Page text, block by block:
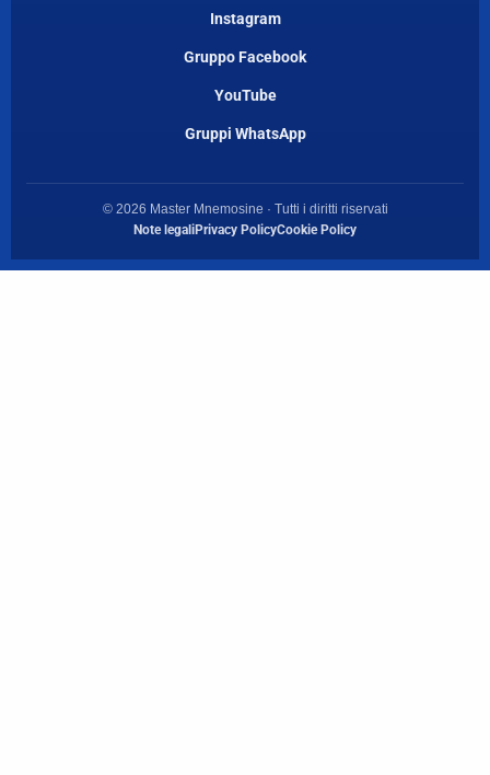
Instagram
Gruppo Facebook
YouTube
Gruppi WhatsApp
© 2026 Master Mnemosine · Tutti i diritti riservati
Note legaliPrivacy PolicyCookie Policy